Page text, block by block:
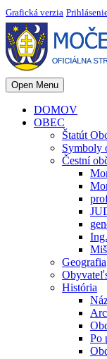
Grafická verzia
Open Menu
DOMOV
OBEC
Štatút
Symboly
Čestní
Geografia
História
Po